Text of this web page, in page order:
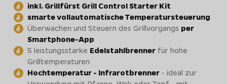
inkl. Grillfürst Grill Control Starter Kit
smarte vollautomatische Temperatursteuerung
Überwachen und Steuern des Grillvorgangs per
Smartphone-App
5 leistungsstarke Edelstahlbrenner für hohe
Grilltemperaturen
Hochtemperatur - Infrarotbrenner - ideal zur